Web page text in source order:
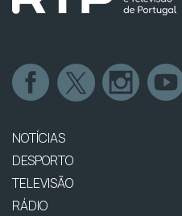
NOTÍCIAS
DESPORTO
TELEVISÃO
RÁDIO